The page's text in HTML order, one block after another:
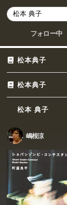
フォロー中
松本典子
松本典子
松本 典子
嶋根涼